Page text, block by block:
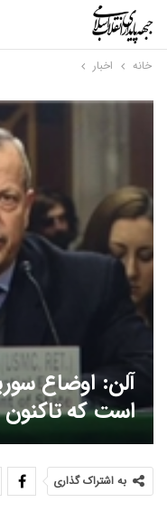
خانه اخبار
آلن: اوضاع
است که تاکنون
به اشتراک گذاری